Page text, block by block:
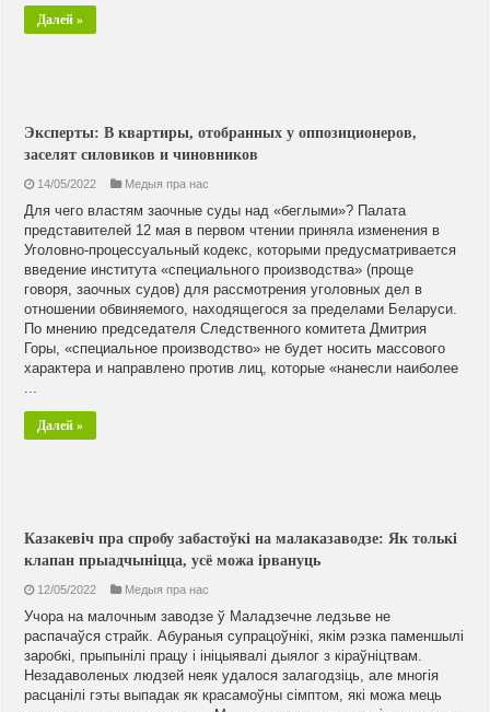
Далей »
Эксперты: В квартиры, отобранных у оппозиционеров,
заселят силовиков и чиновников
14/05/2022 Медыя пра нас
Для чего властям заочные суды над «беглыми»? Палата
представителей 12 мая в первом чтении приняла изменения в
Уголовно-процессуальный кодекс, которыми предусматривается
введение института «специального производства» (проще
говоря, заочных судов) для рассмотрения уголовных дел в
отношении обвиняемого, находящегося за пределами Беларуси.
По мнению председателя Следственного комитета Дмитрия
Горы, «специальное производство» не будет носить массового
характера и направлено против лиц, которые «нанесли наиболее
Далей »
Казакевіч пра спробу забастоўкі на малаказаводзе: Як толькі
клапан прыадчыніцца, усё можа ірвануць
12/05/2022 Медыя пра нас
Учора на малочным заводзе ў Маладзечне ледзьве не
распачаўся страйк. Абураныя супрацоўнікі, якім рэзка паменшылі
заробкі, прыпынілі працу і ініцыявалі дыялог з кіраўніцтвам.
Незадаволеных людзей неяк удалося залагодзіць, але многія
расцанілі гэты выпадак як красамоўны сімптом, які можа мець